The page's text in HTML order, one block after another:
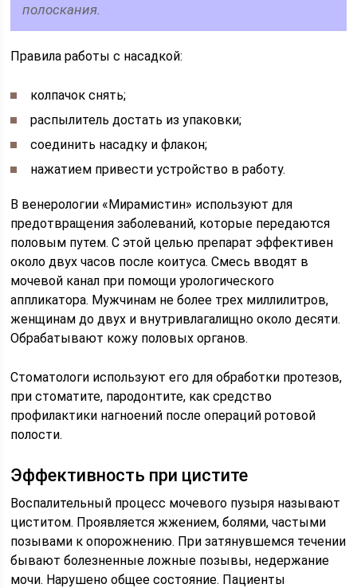
полоскания.
Правила работы с насадкой:
колпачок снять;
распылитель достать из упаковки;
соединить насадку и флакон;
нажатием привести устройство в работу.
В венерологии «Мирамистин» используют для
предотвращения заболеваний, которые передаются
половым путем. С этой целью препарат эффективен
около двух часов после коитуса. Смесь вводят в
мочевой канал при помощи урологического
аппликатора. Мужчинам не более трех миллилитров,
женщинам до двух и внутривлагалищно около десяти.
Обрабатывают кожу половых органов.
Стоматологи используют его для обработки протезов,
при стоматите, пародонтите, как средство
профилактики нагноений после операций ротовой
полости.
Эффективность при цистите
Воспалительный процесс мочевого пузыря называют
циститом. Проявляется жжением, болями, частыми
позывами к опорожнению. При затянувшемся течении
бывают болезненные ложные позывы, недержание
мочи. Нарушено общее состояние. Пациенты